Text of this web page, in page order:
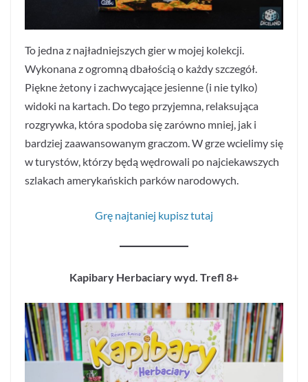
To jedna z najładniejszych gier w mojej kolekcji.
Wykonana z ogromną dbałością o każdy szczegół.
Piękne żetony i zachwycające jesienne (i nie tylko)
widoki na kartach. Do tego przyjemna, relaksująca
rozgrywka, która spodoba się zarówno mniej, jak i
bardziej zaawansowanym graczom. W grze wcielimy się
w turystów, którzy będą wędrowali po najciekawszych
szlakach amerykańskich parków narodowych.
Grę najtaniej kupisz tutaj
Kapibary Herbaciary wyd. Trefl 8+